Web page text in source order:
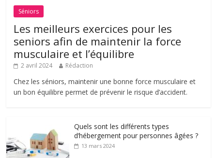
Séniors
Les meilleurs exercices pour les
seniors afin de maintenir la force
musculaire et l’équilibre
2 avril 2024 Rédaction
Chez les séniors, maintenir une bonne force musculaire et
un bon équilibre permet de prévenir le risque d’accident.
Quels sont les différents types
d’hébergement pour personnes âgées ?
13 mars 2024